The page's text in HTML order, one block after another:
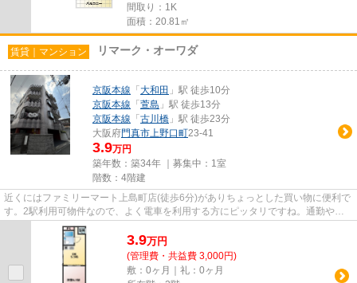
間取り：1K
面積：20.81㎡
賃貸｜マンション リマーク・オーワダ
京阪本線 「 大和田 」駅 徒歩10分
京阪本線 「 萱島 」駅 徒歩13分
京阪本線 「 古川橋 」駅 徒歩23分
大阪府門真市上野口町23-41
3.9万円
築年数：築34年 ｜募集中： 1室
階数：4階建
近くにはファミリーマート上島町店(徒歩6分)がありちょっとした買い物に便利で
す。2駅利用可物件なので、よく電車を利用する方にピッタリですね。通勤やお
出かけに便利な、徒歩10分に...
3.9万円
(管理費・共益費 3,000円)
敷：0ヶ月｜礼：0ヶ月